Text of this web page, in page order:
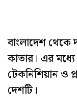
বাংলাদেশ থেকে
কাতার। এর মধ্যে
টেকনিশিয়ান ও
দেশটি।